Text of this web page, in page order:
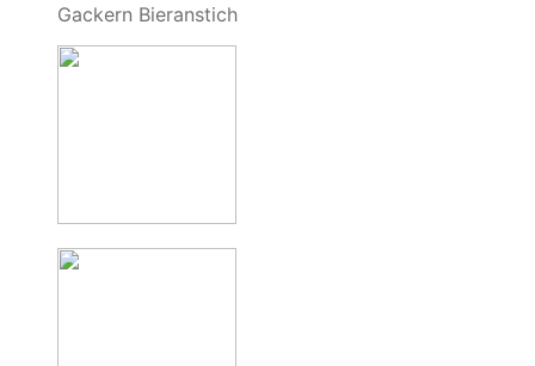
Gackern Bieranstich